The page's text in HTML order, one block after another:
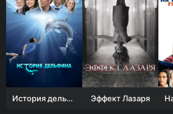
История дельфина Эффект Лазаря